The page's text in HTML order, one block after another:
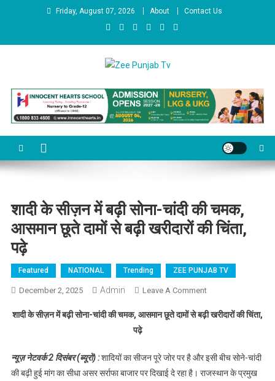
Skip to contentFriday, August 07, 2026 About Contact Us
Zee Punjab Tv
शादी के सीज़न में बढ़ी सोना-चांदी की चमक,
आसमान छूते दामों से बढ़ी खरीदारों की चिंता,
पढ़े
Featured NATIONAL Trending ZEE PUNJAB TV
December 2, 2025 Admin Leave A CommentOn शादी के सीज़न
चमक, आसमान छूते
शादी के सीज़न में बढ़ी सोना-चांदी की चमक, आसमान छूते दामों से बढ़ी खरीदारों की चिंता,
पढ़े
न्यूज़ नेटवर्क 2 दिसंबर (ब्यूरो) :शादियों का सीजन पूरे जोर पर है और इसी बीच सोने-चांदी
की बढ़ी हुई मांग का सीधा असर सर्राफा बाजार पर दिखाई दे रहा है। राजस्थान के प्रमुख